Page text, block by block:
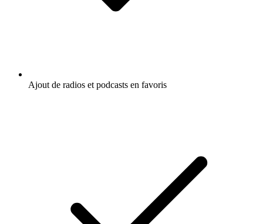
Ajout de radios et podcasts en favoris